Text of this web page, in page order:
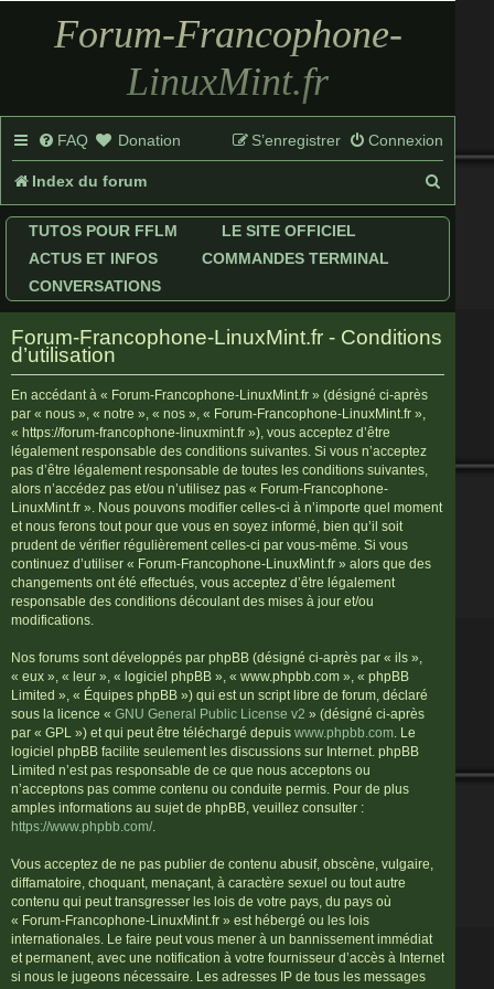
Forum-Francophone-
LinuxMint.fr
FAQ Donation Connexion
S’enregistrer
Index du forum
e
e
TUTOS POUR FFLM
LE SITE OFFICIEL
ACTUS ET INFOS
COMMANDES TERMINAL
CONVERSATIONS
Forum-Francophone-LinuxMint.fr - Conditions
d’utilisation
En accédant à « Forum-Francophone-LinuxMint.fr » (désigné ci-après
par « nous », « notre », « nos », « Forum-Francophone-LinuxMint.fr »,
« https://forum-francophone-linuxmint.fr »), vous acceptez d’être
légalement responsable des conditions suivantes. Si vous n’acceptez
pas d’être légalement responsable de toutes les conditions suivantes,
alors n’accédez pas et/ou n’utilisez pas « Forum-Francophone-
LinuxMint.fr ». Nous pouvons modifier celles-ci à n’importe quel moment
et nous ferons tout pour que vous en soyez informé, bien qu’il soit
prudent de vérifier régulièrement celles-ci par vous-même. Si vous
continuez d’utiliser « Forum-Francophone-LinuxMint.fr » alors que des
changements ont été effectués, vous acceptez d’être légalement
responsable des conditions découlant des mises à jour et/ou
modifications.
Nos forums sont développés par phpBB (désigné ci-après par « ils »,
« eux », « leur », « logiciel phpBB », « www.phpbb.com », « phpBB
Limited », « Équipes phpBB ») qui est un script libre de forum, déclaré
sous la licence « GNU General Public License v2 » (désigné ci-après
par « GPL ») et qui peut être téléchargé depuis www.phpbb.com . Le
logiciel phpBB facilite seulement les discussions sur Internet. phpBB
Limited n’est pas responsable de ce que nous acceptons ou
n’acceptons pas comme contenu ou conduite permis. Pour de plus
amples informations au sujet de phpBB, veuillez consulter :
https://www.phpbb.com/.
Vous acceptez de ne pas publier de contenu abusif, obscène, vulgaire,
diffamatoire, choquant, menaçant, à caractère sexuel ou tout autre
contenu qui peut transgresser les lois de votre pays, du pays où
« Forum-Francophone-LinuxMint.fr » est hébergé ou les lois
internationales. Le faire peut vous mener à un bannissement immédiat
et permanent, avec une notification à votre fournisseur d’accès à Internet
si nous le jugeons nécessaire. Les adresses IP de tous les messages